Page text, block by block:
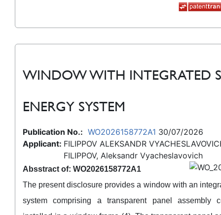
WINDOW WITH INTEGRATED
ENERGY SYSTEM
Publication No.: WO2026158772A1 30/07/2026
Applicant: FILIPPOV ALEKSANDR
FILIPPOV, Aleksandr Vyacheslavovich
Absstract of: WO2026158772A1
The present disclosure provides a window with an
system comprising a transparent panel assembly